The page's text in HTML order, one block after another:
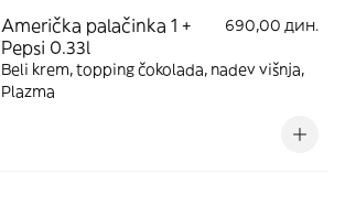
Američka palačinka 1 +
Pepsi 0.33l
690,00 дин.
Beli krem, topping čokolada, nadev višnja,
Plazma